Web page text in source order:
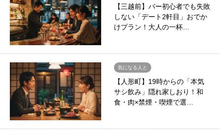
【三越前】バー初心者でも失敗
しない「デート2軒目」おでか
けプラン！大人の一杯…
気になる人と
【人形町】19時からの「本気
サシ飲み」隠れ家しおり！和
食・肉×禁煙・喫煙で選…